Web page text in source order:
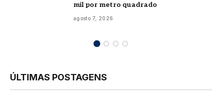
mil por metro quadrado
agosto 7, 2026
ÚLTIMAS POSTAGENS